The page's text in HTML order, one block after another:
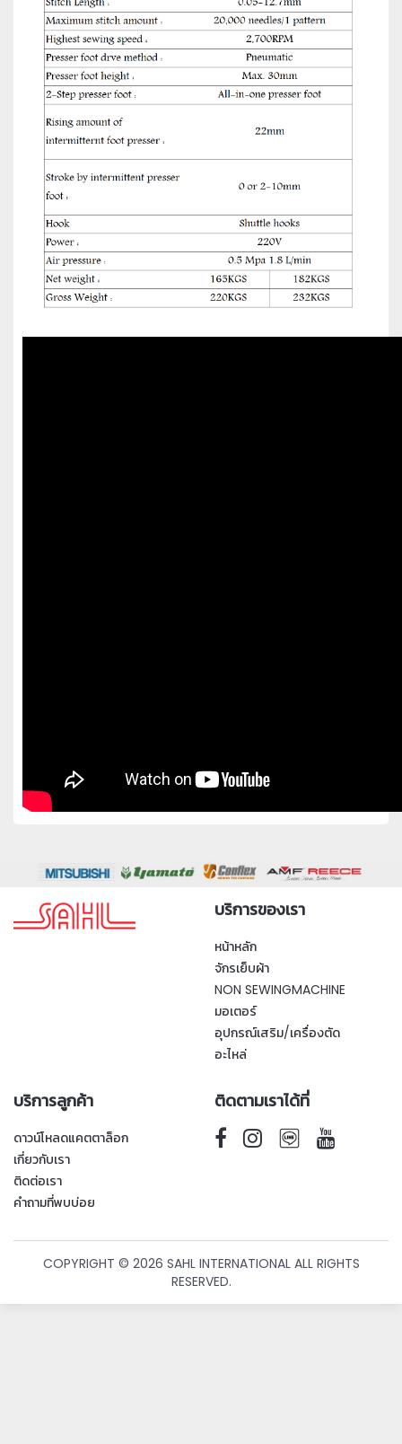
บริการของเรา
หน้าหลัก
จักรเย็บผ้า
NON SEWINGMACHINE
มอเตอร์
อุปกรณ์เสริม/เครื่องตัด
อะไหล่
บริการลูกค้า
ดาวน์โหลดแคตตาล็อก
เกี่ยวกับเรา
ติดต่อเรา
คำถามที่พบบ่อย
ติดตามเราได้ที่
COPYRIGHT © 2026 SAHL INTERNATIONAL ALL RIGHTS
RESERVED.